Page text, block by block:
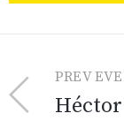
PREV